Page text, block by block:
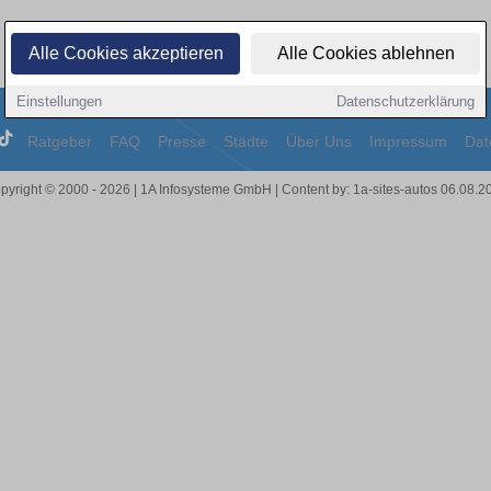
Alle Cookies akzeptieren Alle Cookies ablehnen
Einstellungen Datenschutzerklärung
Ratgeber FAQ Presse Städte Über Uns Impressum
© 2000 - 2026 | 1A Infosysteme GmbH | Content by: 1a-sites-autos